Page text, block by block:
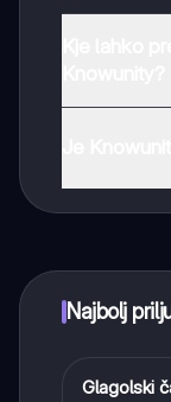
Najbolj
Angleščina
Glagolski